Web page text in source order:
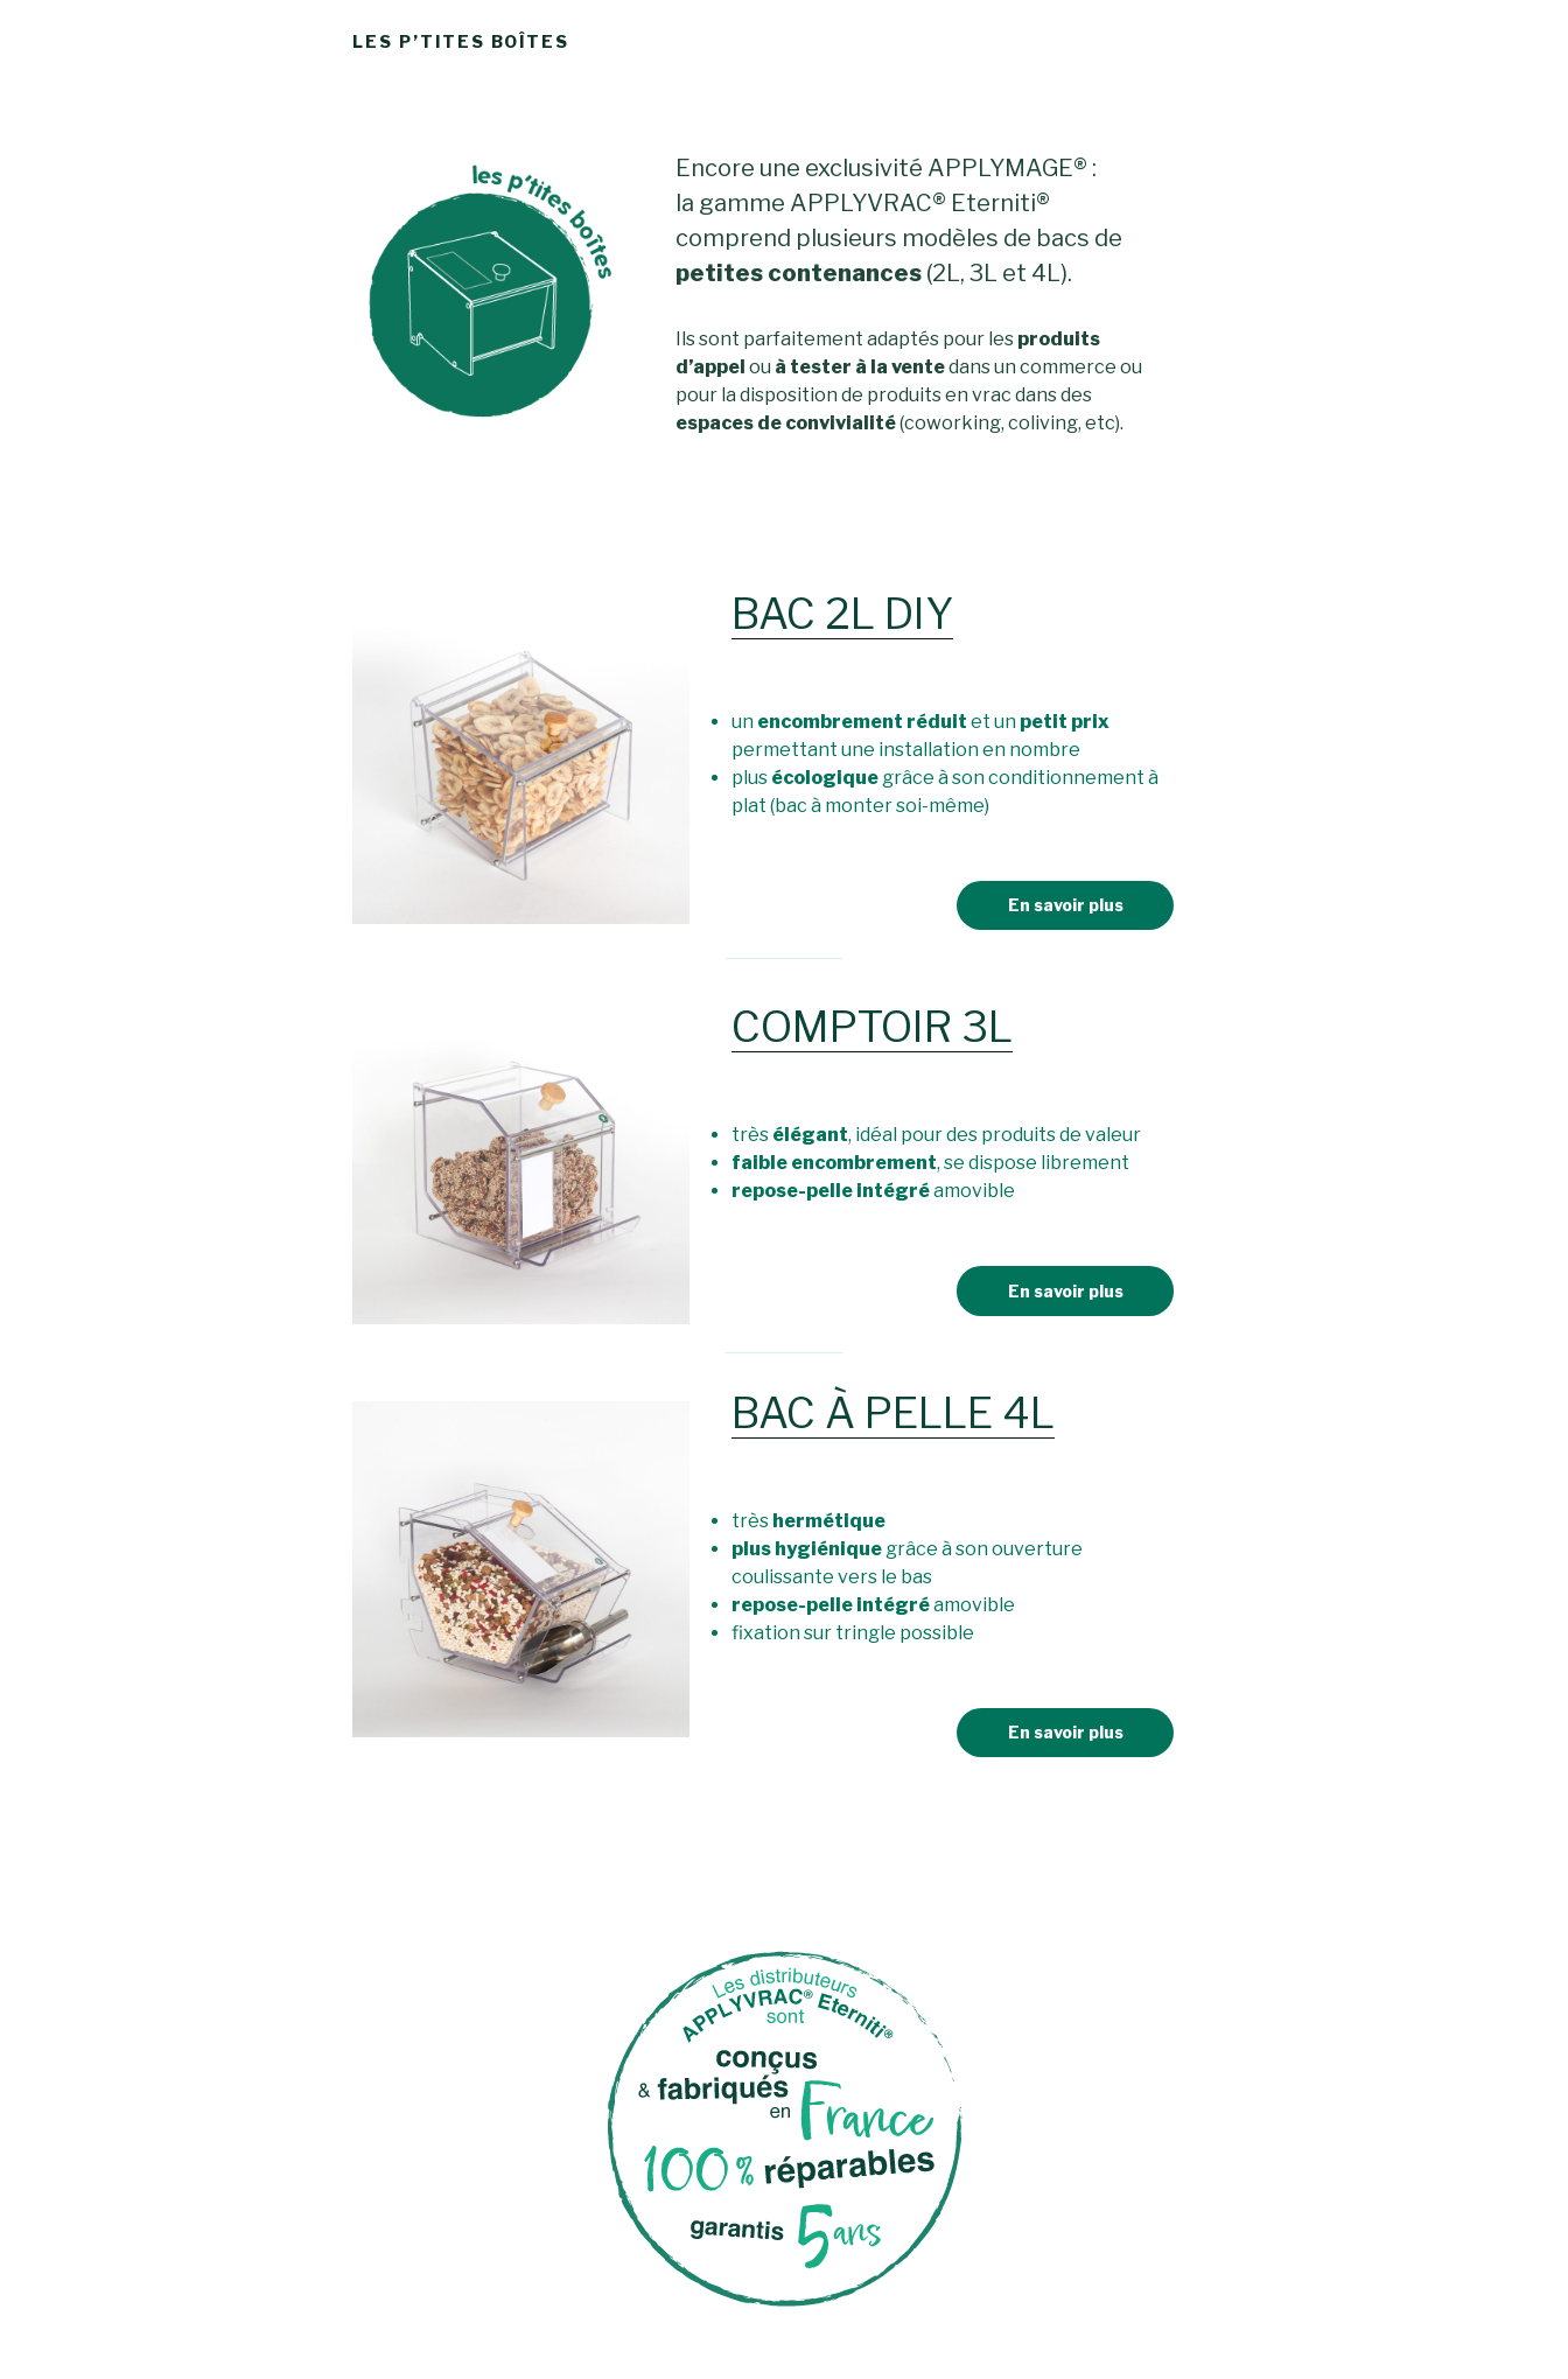
LES P’TITES BOÎTES
Encore une exclusivité APPLYMAGE® :
la gamme APPLYVRAC® Eterniti®
comprend plusieurs modèles de bacs de
petites contenances (2L, 3L et 4L).
Ils sont parfaitement adaptés pour les produits
d’appelou à tester à la ventedans un commerce ou
pour la disposition de produits en vrac dans des
espaces de convivialité(coworking, coliving, etc).
BAC 2L DIY
un encombrement réduit et un petit prix
permettant une installation en nombre
plus écologiquegrâce à son conditionnement à
plat (bac à monter soi-même)
En savoir plus
COMPTOIR 3L
très élégant, idéal pour des produits de valeur
faible encombrement, se dispose librement
repose-pelle intégréamovible
En savoir plus
BAC À PELLE 4L
très hermétique
plus hygiéniquegrâce à son ouverture
coulissante vers le bas
repose-pelle intégréamovible
fixation sur tringle possible
En savoir plus